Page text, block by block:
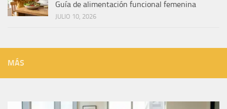
Guía de alimentación funcional femenina
JULIO 10, 2026
MÁS